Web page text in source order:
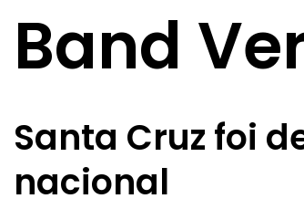
Band
Santa Cruz foi
nacional